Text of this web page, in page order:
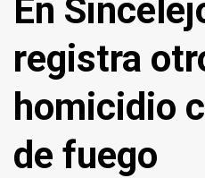
En
registra
homicidio
de fuego